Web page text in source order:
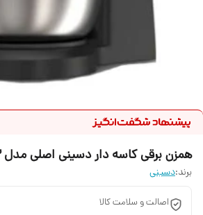
همزن برقی کاسه دار دسینی اصلی مدل 303
برند:دسینی
اصالت و سلامت کالا